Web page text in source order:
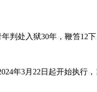
判处入狱30年，鞭笞12
年3月22日起开始执行，